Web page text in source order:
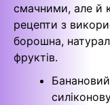
смачними, але й
рецепти з
борошна,
фруктів.